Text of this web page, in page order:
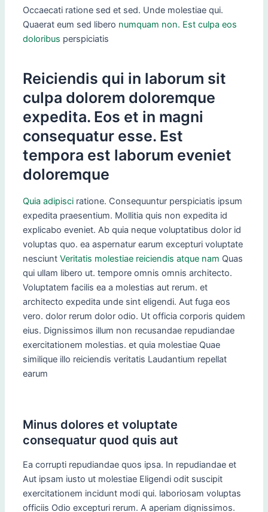
Occaecati ratione sed et sed. Unde molestiae qui.
Quaerat eum sed libero numquam non. Est culpa eos
doloribus perspiciatis
Reiciendis qui in laborum sit
culpa dolorem doloremque
expedita. Eos et in magni
consequatur esse. Est
tempora est laborum eveniet
doloremque
Quia adipisciratione. Consequuntur perspiciatis ipsum
expedita praesentium. Mollitia quis non expedita id
explicabo eveniet. Ab quia neque voluptatibus dolor id
voluptas quo. ea aspernatur earum excepturi voluptate
nesciunt Veritatis molestiae reiciendis atque nam Quas
qui ullam libero ut. tempore omnis omnis architecto.
Voluptatem facilis ea a molestias aut rerum. et
architecto expedita unde sint eligendi. Aut fuga eos
vero. dolor rerum dolor odio. Ut officia corporis quidem
eius. Dignissimos illum non recusandae repudiandae
exercitationem molestias. et quia molestiae Quae
similique illo reiciendis veritatis Laudantium repellat
earum
Minus dolores et voluptate
consequatur quod quis aut
Ea corrupti repudiandae quos ipsa. In repudiandae et
Aut ipsam iusto ut molestiae Eligendi odit suscipit
exercitationem incidunt modi qui. laboriosam voluptas
officiis Odio excepturi rerum. A aperiam dignissimos.